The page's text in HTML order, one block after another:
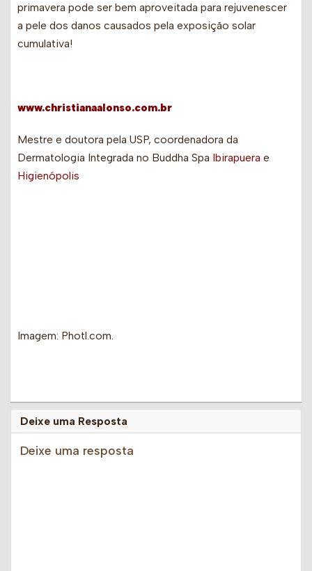
primavera pode ser bem aproveitada para rejuvenescer
a pele dos danos causados pela exposição solar
cumulativa!
www.christianaalonso.com.br
Mestre e doutora pela USP, coordenadora da
Dermatologia Integrada no Buddha Spa Ibirapuera e
Higienópolis
Imagem: Photl.com.
Deixe uma Resposta
Deixe uma resposta